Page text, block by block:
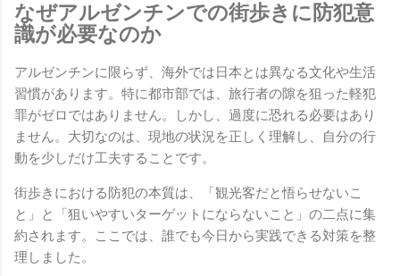
なぜアルゼンチンでの街歩きに防犯意
識が必要なのか
アルゼンチンに限らず、海外では日本とは異なる文化や生活
習慣があります。特に都市部では、旅行者の隙を狙った軽犯
罪がゼロではありません。しかし、過度に恐れる必要はあり
ません。大切なのは、現地の状況を正しく理解し、自分の行
動を少しだけ工夫することです。
街歩きにおける防犯の本質は、「観光客だと悟らせないこ
と」と「狙いやすいターゲットにならないこと」の二点に集
約されます。ここでは、誰でも今日から実践できる対策を整
理しました。